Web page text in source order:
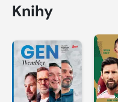
Knihy